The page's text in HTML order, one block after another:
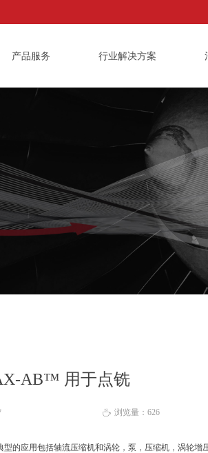
产品服务 行业解决方案
AB™ 用于点铣
的应用包括轴流压缩机和涡轮，泵，压缩机，涡轮
ꄘ 浏览量： 626